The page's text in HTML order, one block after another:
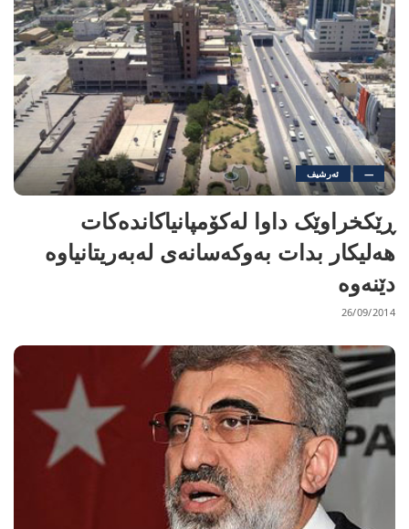
— ئەرشیف
ڕێکخراوێک داوا لەکۆمپانیاکاندەکات
هەلیکار بدات بەوکەسانەى لەبەریتانیاوە
دێنەوە
26/09/2014